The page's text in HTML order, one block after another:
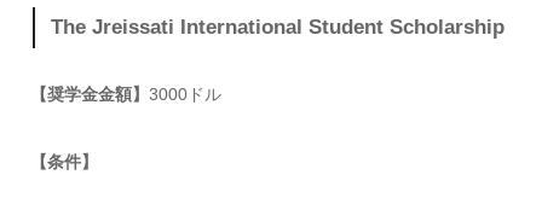
The Jreissati International Student Scholarship
【奨学金金額】 3000ドル
【条件】